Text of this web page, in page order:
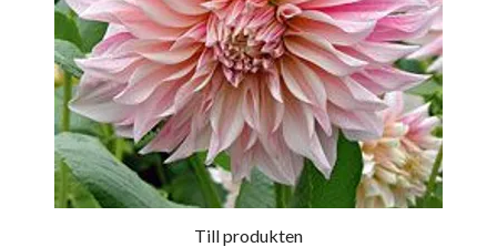
Till produkten